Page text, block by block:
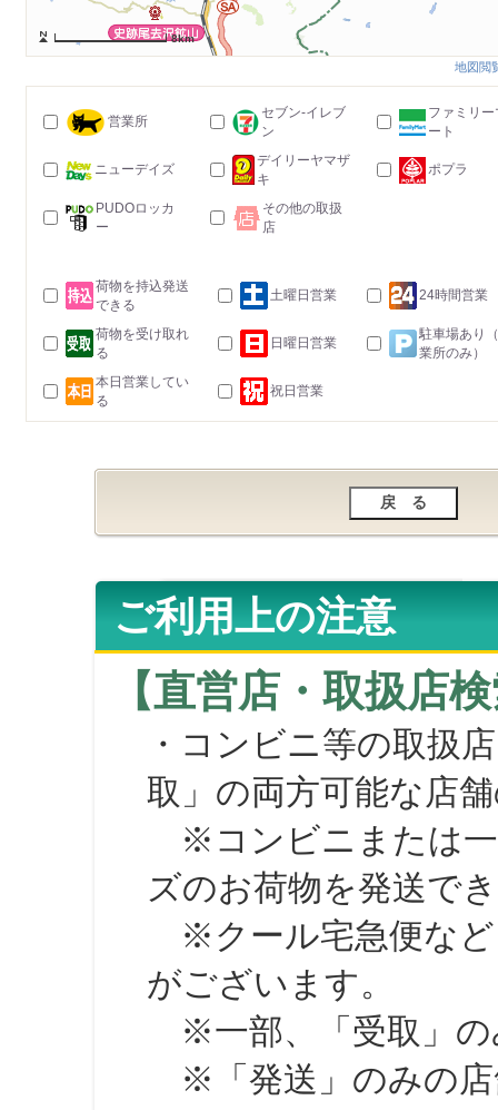
8km
地図閲
営業所
セブン-イレブ
ン
ファミリー
ート
ニューデイズ
デイリーヤマザ
キ
ポプラ
PUDOロッカ
ー
その他の取扱
店
荷物を持込発送
できる
土曜日営業 24時間営業
荷物を受け取れ
る
日曜日営業
駐車場あり
業所のみ）
本日営業してい
る
祝日営業
ご利用上の注意
【直営店・取扱店
・コンビニ等の取扱
取」の両方可能な店
※コンビニまたは一
ズのお荷物を発送で
※クール宅急便など
がございます。
※一部、「受取」の
※「発送」のみの店